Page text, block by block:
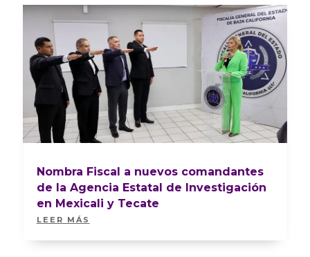
Nombra Fiscal a nuevos comandantes
de la Agencia Estatal de Investigación
en Mexicali y Tecate
LEER MÁS